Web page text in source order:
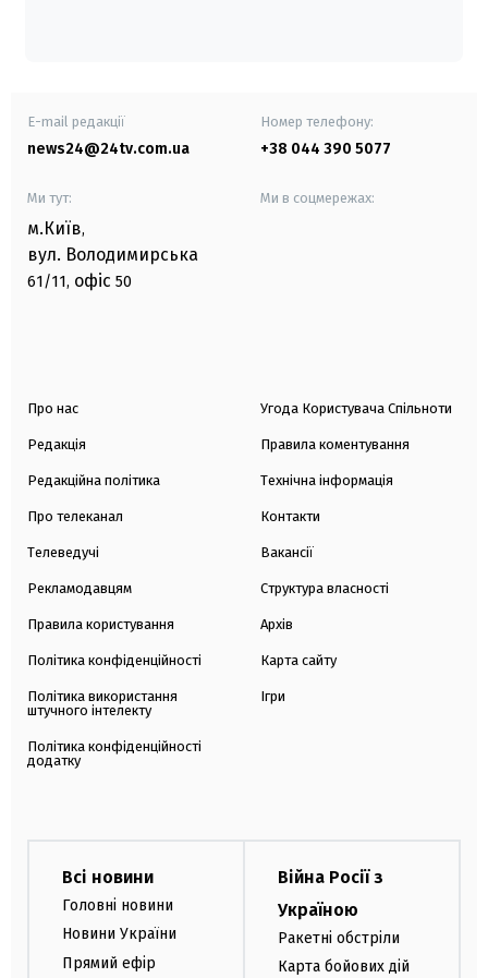
E-mail редакції
news24@24tv.com.ua
Номер телефону:
+38 044 390 5077
Ми тут:
м.Київ,
вул. Володимирська
61/11, офіс 50
Ми в соцмережах:
Про нас
Редакція
Редакційна політика
Про телеканал
Телеведучі
Рекламодавцям
Правила користування
Політика конфіденційності
Політика використання
штучного інтелекту
Політика конфіденційності
додатку
Угода Користувача Спільноти
Правила коментування
Технічна інформація
Контакти
Вакансії
Структура власності
Архів
Карта сайту
Ігри
Всі новини
Головні новини
Новини України
Прямий ефір
Війна Росії з
Україною
Ракетні обстріли
Карта бойових дій